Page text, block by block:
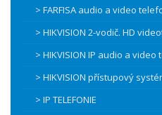
> FARFISA audio a video
> HIKVISION 2-vodič. HD
> HIKVISION IP audio a
> HIKVISION přístupový
> IP TELEFONIE